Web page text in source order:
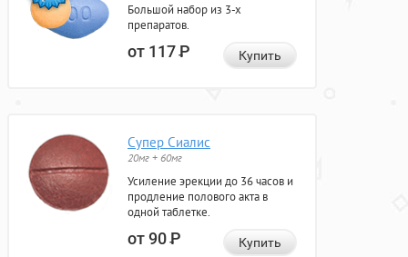
Большой набор из 3-х
препаратов.
от 117Р Купить
Супер Сиалис
20мг + 60мг
Усиление эрекции до 36 часов и
продление полового акта в
одной таблетке.
от 90Р Купить